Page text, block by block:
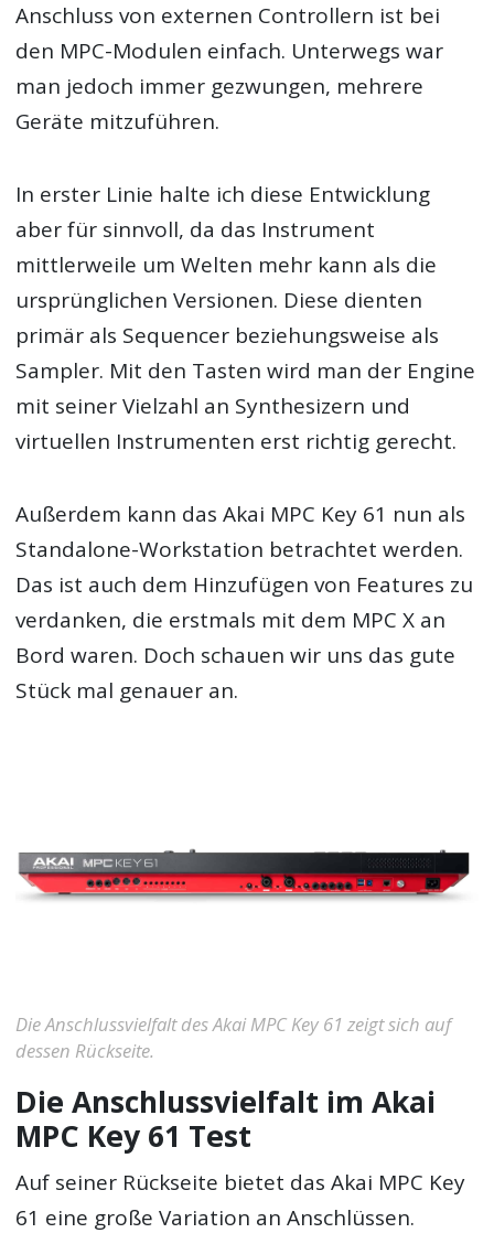
Anschluss von externen Controllern ist bei
den MPC-Modulen einfach. Unterwegs war
man jedoch immer gezwungen, mehrere
Geräte mitzuführen.
In erster Linie halte ich diese Entwicklung
aber für sinnvoll, da das Instrument
mittlerweile um Welten mehr kann als die
ursprünglichen Versionen. Diese dienten
primär als Sequencer beziehungsweise als
Sampler. Mit den Tasten wird man der Engine
mit seiner Vielzahl an Synthesizern und
virtuellen Instrumenten erst richtig gerecht.
Außerdem kann das Akai MPC Key 61 nun als
Standalone-Workstation betrachtet werden.
Das ist auch dem Hinzufügen von Features zu
verdanken, die erstmals mit dem MPC X an
Bord waren. Doch schauen wir uns das gute
Stück mal genauer an.
Die Anschlussvielfalt des Akai MPC Key 61 zeigt sich auf
dessen Rückseite.
Die Anschlussvielfalt im Akai
MPC Key 61 Test
Auf seiner Rückseite bietet das Akai MPC Key
61 eine große Variation an Anschlüssen.